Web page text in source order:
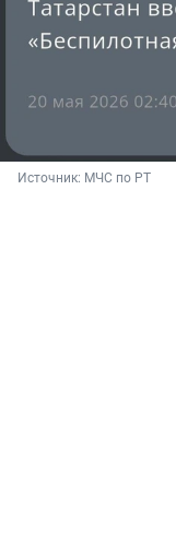
Источник: МЧС по РТ